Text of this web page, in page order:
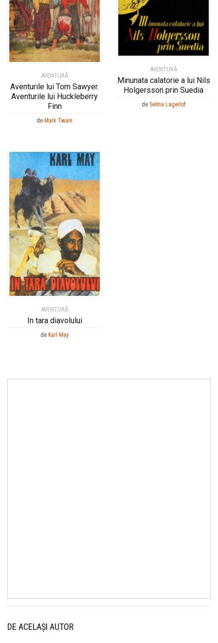
AVENTURĂ
Aventurile lui Tom Sawyer.
Aventurile lui Huckleberry
Finn
de Mark Twain
AVENTURĂ
Minunata calatorie a lui Nils
Holgersson prin Suedia
de Selma Lagerlof
AVENTURĂ
In tara diavolului
de Karl May
DE ACELAȘI AUTOR